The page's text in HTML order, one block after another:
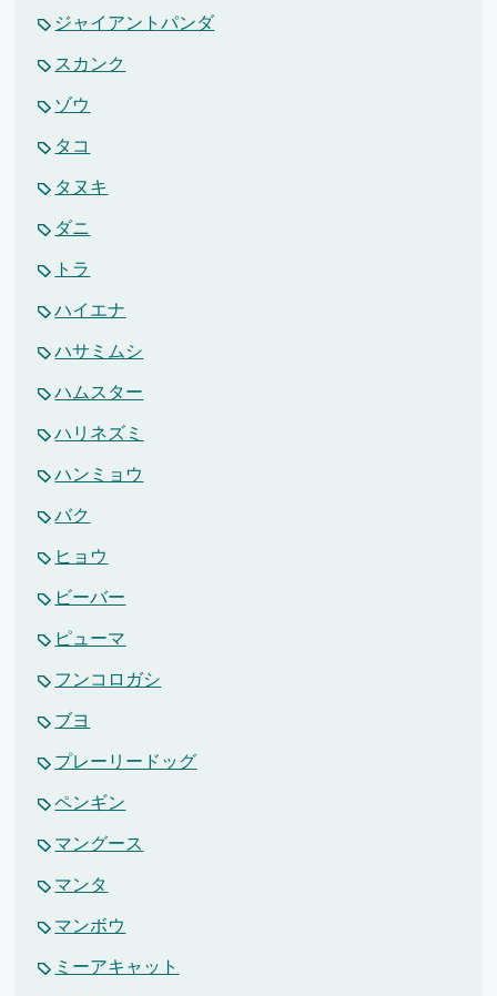
ジャイアントパンダ
スカンク
ゾウ
タコ
タヌキ
ダニ
トラ
ハイエナ
ハサミムシ
ハムスター
ハリネズミ
ハンミョウ
バク
ヒョウ
ビーバー
ピューマ
フンコロガシ
ブヨ
プレーリードッグ
ペンギン
マングース
マンタ
マンボウ
ミーアキャット